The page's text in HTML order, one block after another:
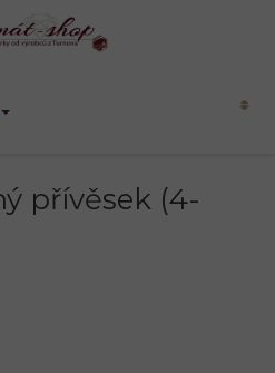
Nákupní
přívěsek (4-